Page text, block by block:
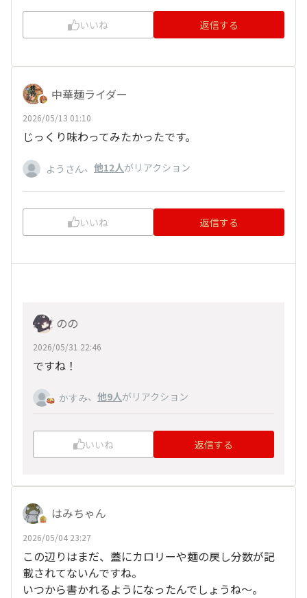
いいね 返信する
中華麺ライダー
2026/05/13 01:10
じっくり味わってみたかったです。
ようさん、 他12人がリアクション
いいね 返信する
のの
2026/05/31 22:46
ですね！
かすみ、 他9人がリアクション
いいね 返信する
はみちゃん
2026/05/04 23:27
この辺りはまだ、蓋にカロリーや麺の戻し分数が記
載されてないんですね。
いつから書かれるようになったんでしょうね〜。